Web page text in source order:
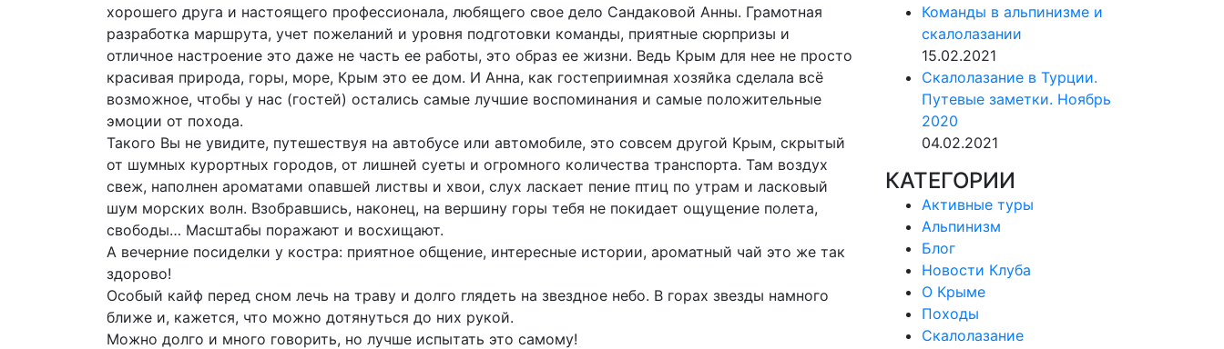
хорошего друга и настоящего профессионала, любящего свое дело Сандаковой Анны. Грамотная
разработка маршрута, учет пожеланий и уровня подготовки команды, приятные сюрпризы и
отличное настроение это даже не часть ее работы, это образ ее жизни. Ведь Крым для нее не просто
красивая природа, горы, море, Крым это ее дом. И Анна, как гостеприимная хозяйка сделала всё
возможное, чтобы у нас (гостей) остались самые лучшие воспоминания и самые положительные
эмоции от похода.
Такого Вы не увидите, путешествуя на автобусе или автомобиле, это совсем другой Крым, скрытый
от шумных курортных городов, от лишней суеты и огромного количества транспорта. Там воздух
свеж, наполнен ароматами опавшей листвы и хвои, слух ласкает пение птиц по утрам и ласковый
шум морских волн. Взобравшись, наконец, на вершину горы тебя не покидает ощущение полета,
свободы… Масштабы поражают и восхищают.
А вечерние посиделки у костра: приятное общение, интересные истории, ароматный чай это же так
здорово!
Особый кайф перед сном лечь на траву и долго глядеть на звездное небо. В горах звезды намного
ближе и, кажется, что можно дотянуться до них рукой.
Можно долго и много говорить, но лучше испытать это самому!
Команды в альпинизме и
скалолазании
15.02.2021
Скалолазание в Турции.
Путевые заметки. Ноябрь
2020
04.02.2021
КАТЕГОРИИ
Активные туры
Альпинизм
Блог
Новости Клуба
О Крыме
Походы
Скалолазание